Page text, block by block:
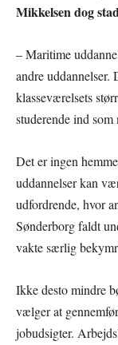
Mikkelsen dog
– Maritime
andre
klasseværelsets
studerende ind
Det er ingen
uddannelser kan
udfordrende, hvor
Sønderborg faldt
vakte særlig
Ikke desto mindre
vælger at
jobudsigter.